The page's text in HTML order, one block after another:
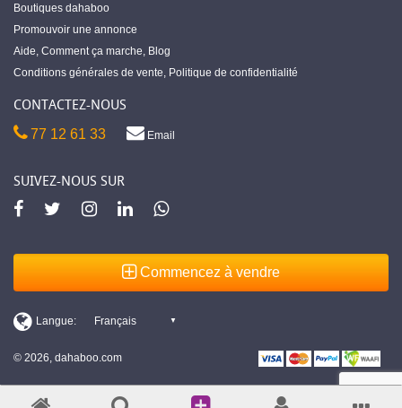
Boutiques dahaboo
Promouvoir une annonce
Aide, Comment ça marche, Blog
Conditions générales de vente, Politique de confidentialité
CONTACTEZ-NOUS
77 12 61 33 Email
SUIVEZ-NOUS SUR
Commencez à vendre
© 2026, dahaboo.com